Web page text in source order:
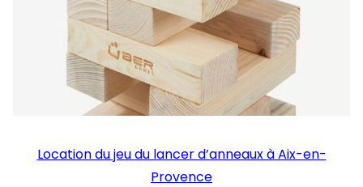
Location du jeu du lancer d’anneaux à Aix-en-
Provence